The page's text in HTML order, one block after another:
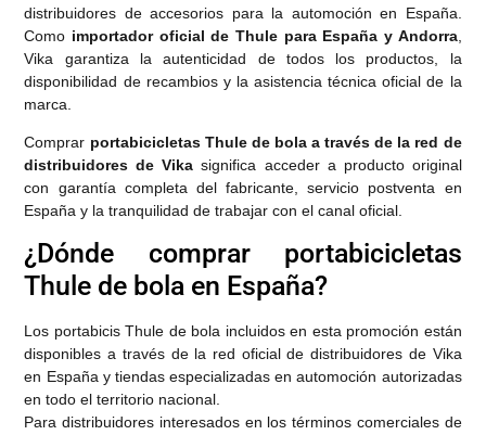
distribuidores de accesorios para la automoción en España.
Como importador oficial de Thule para España y Andorra,
Vika garantiza la autenticidad de todos los productos, la
disponibilidad de recambios y la asistencia técnica oficial de la
marca.
Comprar portabicicletas Thule de bola a través de la red de
distribuidores de Vika significa acceder a producto original
con garantía completa del fabricante, servicio postventa en
España y la tranquilidad de trabajar con el canal oficial.
¿Dónde comprar portabicicletas
Thule de bola en España?
Los portabicis Thule de bola incluidos en esta promoción están
disponibles a través de la red oficial de distribuidores de Vika
en España y tiendas especializadas en automoción autorizadas
en todo el territorio nacional.
Para distribuidores interesados en los términos comerciales de